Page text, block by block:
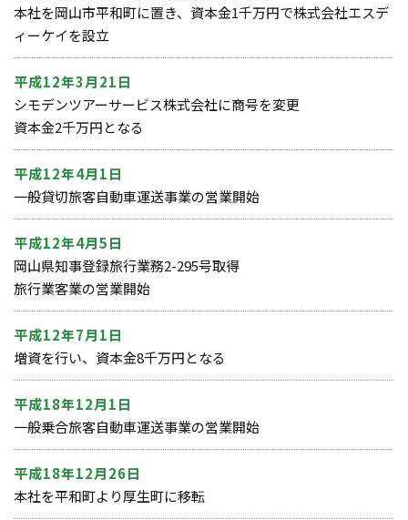
本社を岡山市平和町に置き、資本金1千万円で株式会社エスデ
ィーケイを設立
平成12年3月21日
シモデンツアーサービス株式会社に商号を変更
資本金2千万円となる
平成12年4月1日
一般貸切旅客自動車運送事業の営業開始
平成12年4月5日
岡山県知事登録旅行業務2-295号取得
旅行業客業の営業開始
平成12年7月1日
増資を行い、資本金8千万円となる
平成18年12月1日
一般乗合旅客自動車運送事業の営業開始
平成18年12月26日
本社を平和町より厚生町に移転